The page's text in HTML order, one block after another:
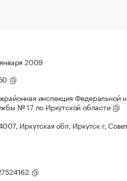
2009
инспекция Федеральной
№ 17 по Иркутской области
Иркутская обл, Иркутск г,